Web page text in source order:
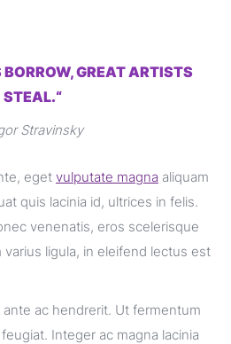
BORROW, GREAT ARTISTS
STEAL.“
Stravinsky
eget vulputate magna aliquam
quis lacinia id, ultrices in felis.
venenatis, eros scelerisque
varius ligula, in eleifend lectus est
ac hendrerit. Ut fermentum
Integer ac magna lacinia